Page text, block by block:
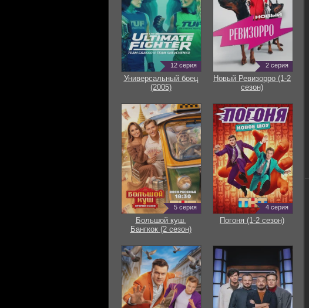
12 серия
Универсальный боец
(2005)
2 серия
Новый Ревизорро (1-2
сезон)
5 серия
Большой куш.
Бангкок (2 сезон)
4 серия
Погоня (1-2 сезон)